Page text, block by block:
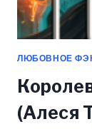
ЛЮБОВНОЕ
(Алеся